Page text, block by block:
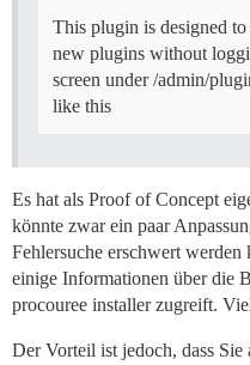
This plugin is designed
new plugins without
screen under /admin/
like this
Es hat als Proof of Concept
könnte zwar ein paar
Fehlersuche erschwert
einige Informationen über die
procouree installer zugreift.
Der Vorteil ist jedoch, dass